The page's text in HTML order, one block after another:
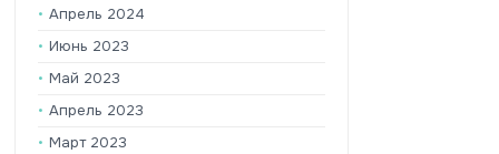
Апрель 2024
Июнь 2023
Май 2023
Апрель 2023
Март 2023